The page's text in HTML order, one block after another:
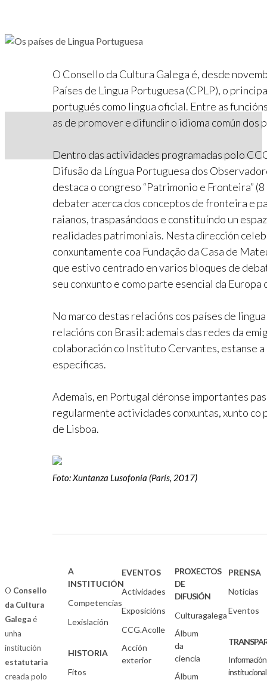
O Consello da Cultura Galega é, desde
Países de Lingua Portuguesa (CPLP), o
portugués como lingua oficial. Entre as
as de promover e difundir o idioma común
Dentro das actividades programadas polo
Difusão da Língua Portuguesa dos
destaca o congreso “Patrimonio e Fronteira”
debater acerca dos conceptos de fronteira e
raianos, traspasándoos e constituíndo un
realidades patrimoniais. Nesta dirección
conxuntamente coa Fundação da Casa de
que estivo centrado en varios bloques de
seu conxunto e como parte esencial da
No marco destas relacións cos países de
relacións con Brasil: ademais das redes da
colaboración co Instituto Cervantes, estanse
específicas.
Ademais, en Portugal déronse importantes
regularmente actividades conxuntas, xunto co
de Lisboa.
Foto: Xuntanza Lusofonía (París, 2017)
O Consello
da Cultura
Galegaé
unha
institución
estatutaria
creada polo
A
INSTITUCIÓN
Competencias
Lexislación
HISTORIA
Fitos
EVENTOS
Actividades
Exposicións
CCG.Acolle
Acción
exterior
PROXECTOS
DE
DIFUSIÓN
Culturagalega
Álbum
da
ciencia
Álbum
PRENSA
Noticias
Eventos
Información
institucional